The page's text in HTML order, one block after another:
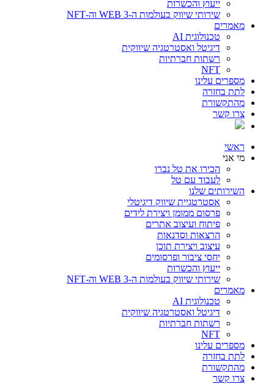
ייעוץ והכשרות
שירותי שיווק בעולמות ה-WEB 3 וה-NFT
מאמרים
טכנולוגית AI
דיגיטל ואסטרטגיה שיווקית
רשתות חברתיות
NFT
מספרים עלינו
לתת בחזרה
מהתקשורת
צרו קשר
ראשי
מי אני
הכירו את טל נברו
לעבוד עם טל
השירותים שלנו
אסטרטגיית שיווק דיגיטלי
פרסום ממומן ויצירת לידים
פיתוח ועיצוב אתרים
הרצאות וסדנאות
עיצוב ויצירת תוכן
יחסי ציבור ופרסומים
ייעוץ והכשרות
שירותי שיווק בעולמות ה-WEB 3 וה-NFT
מאמרים
טכנולוגית AI
דיגיטל ואסטרטגיה שיווקית
רשתות חברתיות
NFT
מספרים עלינו
לתת בחזרה
מהתקשורת
צרו קשר